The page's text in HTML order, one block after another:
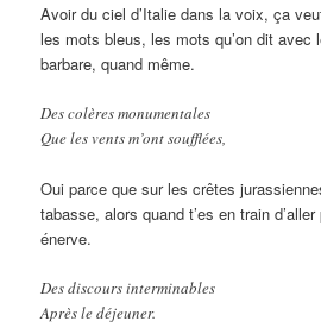
Avoir du ciel d’Italie dans la voix, ça
les mots bleus, les mots qu’on dit avec
barbare, quand même.
Des colères monumentales
Que les vents m’ont soufflées,
Oui parce que sur les crêtes
tabasse, alors quand t’es en train
énerve.
Des discours interminables
Après le déjeuner.